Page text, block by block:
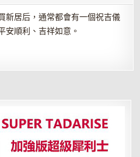
新居后，通常都會有一個祝吉儀
安順利、吉祥如意。